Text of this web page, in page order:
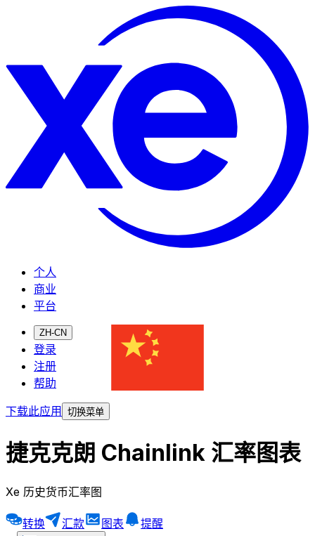
个人
商业
平台
ZH-CN
登录
注册
帮助
下载此应用
切换菜单
捷克克朗 Chainlink 汇率图表
Xe 历史货币汇率图
转换 汇款 图表
提醒